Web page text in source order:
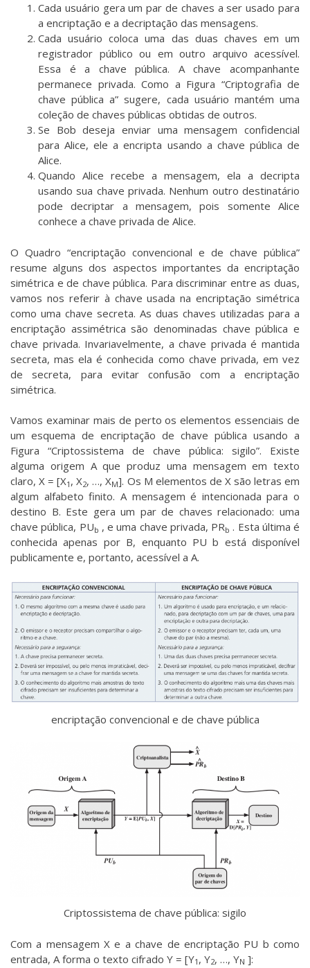
Cada usuário gera um par de chaves a ser usado para
a encriptação e a decriptação das mensagens.
Cada usuário coloca uma das duas chaves em um
registrador público ou em outro arquivo acessível.
Essa é a chave pública. A chave acompanhante
permanece privada. Como a Figura “Criptografia de
chave pública a” sugere, cada usuário mantém uma
coleção de chaves públicas obtidas de outros.
Se Bob deseja enviar uma mensagem confidencial
para Alice, ele a encripta usando a chave pública de
Alice.
Quando Alice recebe a mensagem, ela a decripta
usando sua chave privada. Nenhum outro destinatário
pode decriptar a mensagem, pois somente Alice
conhece a chave privada de Alice.
O Quadro “encriptação convencional e de chave pública”
resume alguns dos aspectos importantes da encriptação
simétrica e de chave pública. Para discriminar entre as duas,
vamos nos referir à chave usada na encriptação simétrica
como uma chave secreta. As duas chaves utilizadas para a
encriptação assimétrica são denominadas chave pública e
chave privada. Invariavelmente, a chave privada é mantida
secreta, mas ela é conhecida como chave privada, em vez
de secreta, para evitar confusão com a encriptação
simétrica.
Vamos examinar mais de perto os elementos essenciais de
um esquema de encriptação de chave pública usando a
Figura “Criptossistema de chave pública: sigilo”. Existe
alguma origem A que produz uma mensagem em texto
claro, X = [X1, X2, …, XM]. Os M elementos de X são letras em
algum alfabeto finito. A mensagem é intencionada para o
destino B. Este gera um par de chaves relacionado: uma
chave pública, PUb , e uma chave privada, PRb . Esta última é
conhecida apenas por B, enquanto PU b está disponível
publicamente e, portanto, acessível a A.
encriptação convencional e de chave pública
Criptossistema de chave pública: sigilo
Com a mensagem X e a chave de encriptação PU b como
entrada, A forma o texto cifrado Y = [Y1 , Y2, …, YN ]: